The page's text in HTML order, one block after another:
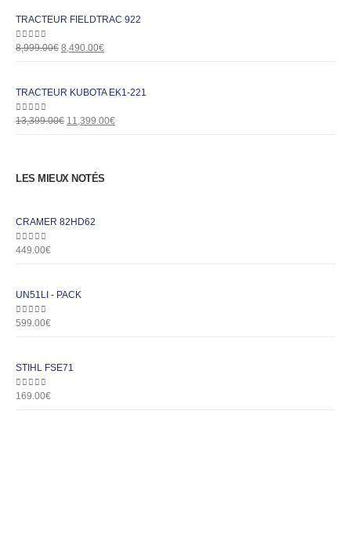
TRACTEUR FIELDTRAC 922
0out of 5
8,999.00€ 8,490.00€
TRACTEUR KUBOTA EK1-221
0out of 5
13,399.00€ 11,399.00€
LES MIEUX NOTÉS
CRAMER 82HD62
0out of 5
449.00€
UN51LI - PACK
0out of 5
599.00€
STIHL FSE71
0out of 5
169.00€